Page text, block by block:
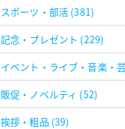
スポーツ・部活 (381)
記念・プレゼント (229)
イベント・ライブ・音楽・
販促・ノベルティ (52)
挨拶・粗品 (39)